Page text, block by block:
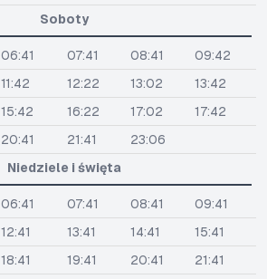
Soboty
06:41 07:41 08:41
09:42
11:42 12:22 13:02
13:42
15:42 16:22 17:02
17:42
20:41 21:41
23:06
Niedziele i święta
06:41 07:41 08:41
09:41
12:41 13:41 14:41
15:41
18:41 19:41 20:41
21:41